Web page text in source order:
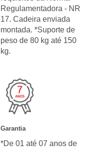
Regulamentadora - NR
17. Cadeira enviada
montada. *Suporte de
peso de 80 kg até 150
kg.
Garantia
*De 01 até 07 anos de